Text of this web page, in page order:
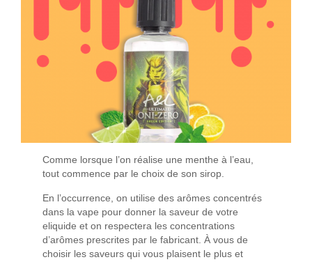
Comme lorsque l’on réalise une menthe à l’eau,
tout commence par le choix de son sirop.
En l’occurrence, on utilise des arômes concentrés
dans la vape pour donner la saveur de votre
eliquide et on respectera les concentrations
d’arômes prescrites par le fabricant. À vous de
choisir les saveurs qui vous plaisent le plus et